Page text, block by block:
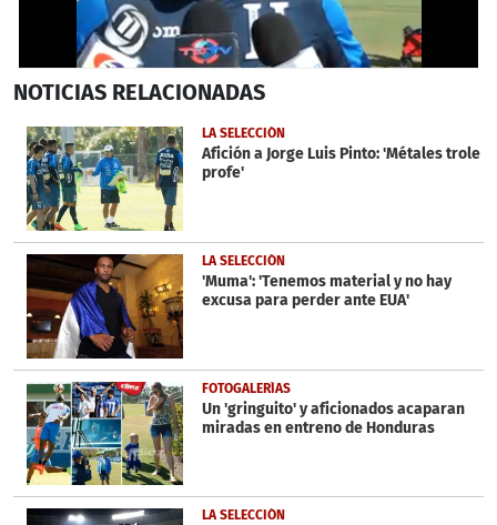
seconds
1
minute,
4
seconds
NOTICIAS RELACIONADAS
LA SELECCIÓN
Afición a Jorge Luis Pinto: 'Métales trole
profe'
LA SELECCIÓN
'Muma': 'Tenemos material y no hay
excusa para perder ante EUA'
FOTOGALERÍAS
Un 'gringuito' y aficionados acaparan
miradas en entreno de Honduras
LA SELECCIÓN